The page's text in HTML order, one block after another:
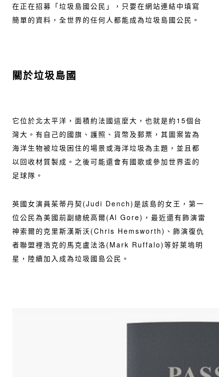
在正在招募「垃圾島國公民」，只要在網站連結中填寫
簡單的資料，全世界的任何人都能成為垃圾島國公民。
關於垃圾島國
它位於北太平洋，面積約法國這麼大，也就是約15個台
灣大。有自己的國旗、護照、貨幣及郵票，其圖案皆為
海洋生物被垃圾困住的場景或海洋垃圾為主題，並且都
以回收材質製成。之後可能還會有國歌或參加世界盃的
足球隊。
英國女演員茱蒂丹契(Judi Dench)是該島的女王，第一
位公民為美國前副總統高爾(Al Gore)，最近還有飾演雷
神索爾的克里斯漢斯沃(Chris Hemsworth)、飾演復仇
者聯盟裡浩克的馬克盧法洛(Mark Ruffalo)等好萊塢明
星，陸續加入成為垃圾國島公民。